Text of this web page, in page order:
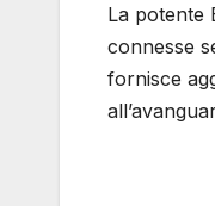
La potente
connesse
fornisce